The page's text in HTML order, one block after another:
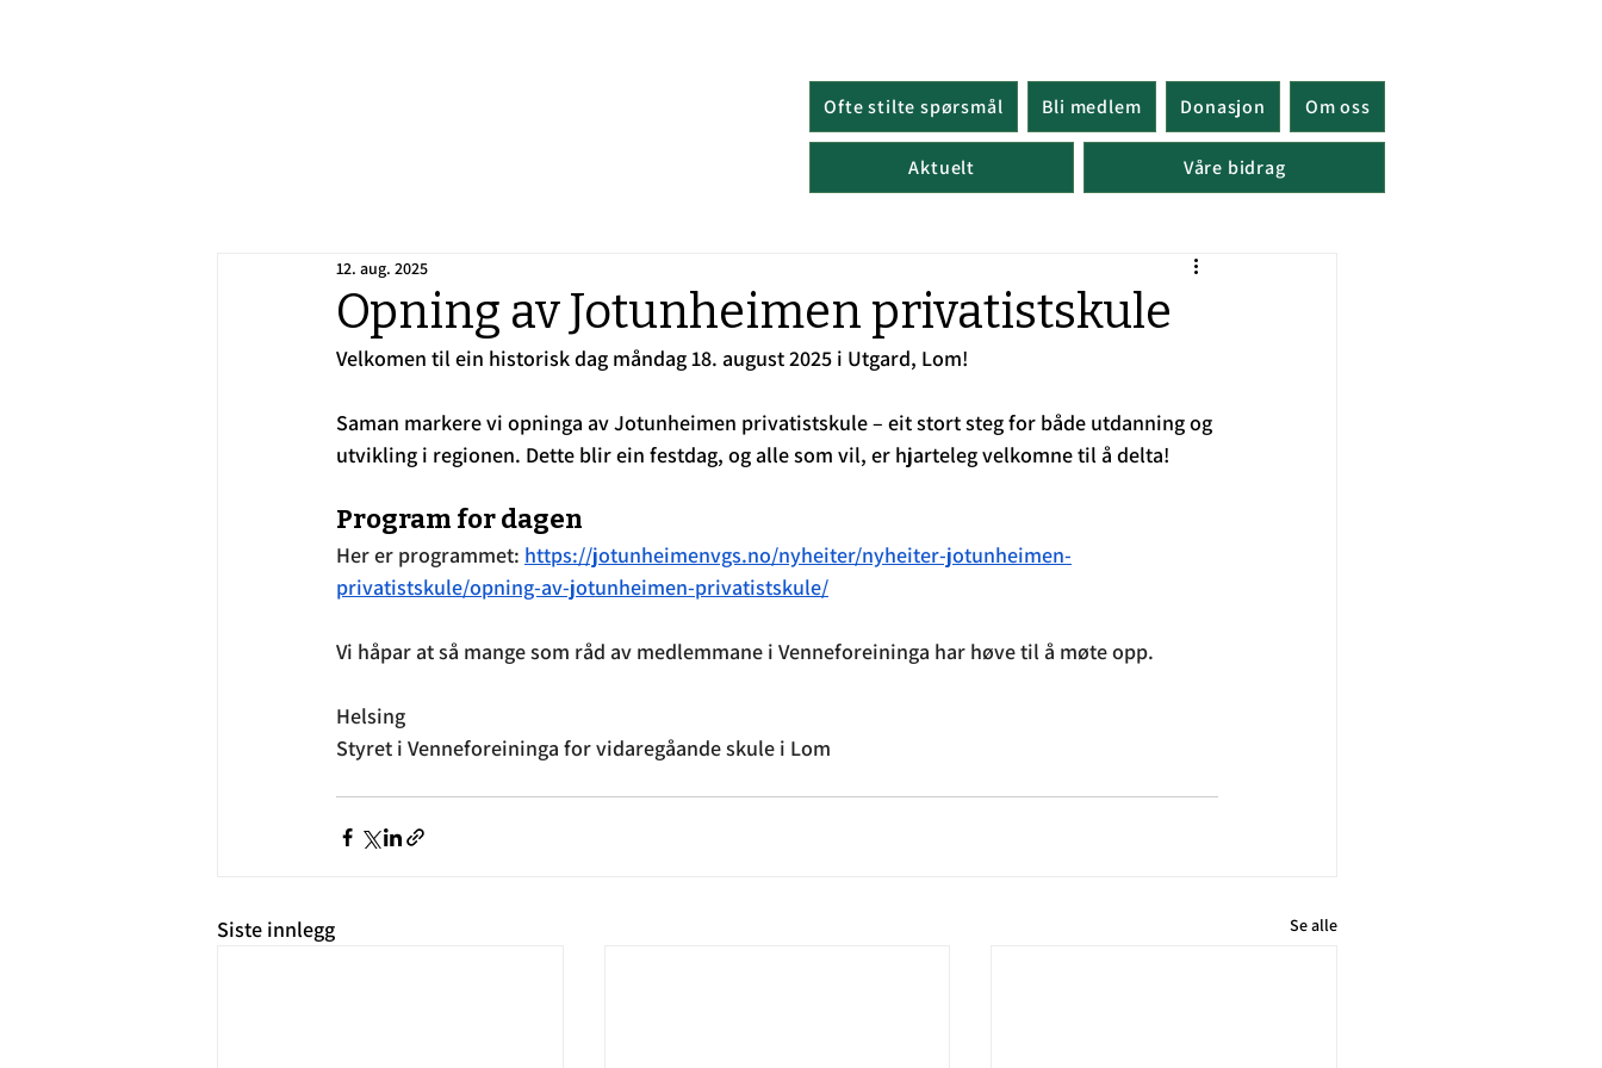
Ofte stilte spørsmål Bli medlem Donasjon Om oss
Aktuelt Våre bidrag
Opning av Jotunheimen privatistskule
12. aug. 2025
Velkomen til ein historisk dag måndag 18. august 2025 i Utgard, Lom!
Saman markere vi opninga av Jotunheimen privatistskule – eit stort steg for både utdanning og
utvikling i regionen. Dette blir ein festdag, og alle som vil, er hjarteleg velkomne til å delta!
Program for dagen
Her er programmet: https://jotunheimenvgs.no/nyheiter/nyheiter-jotunheimen-
privatistskule/opning-av-jotunheimen-privatistskule/
Vi håpar at så mange som råd av medlemmane i Venneforeininga har høve til å møte opp.
Helsing
Styret i Venneforeininga for vidaregåande skule i Lom
Siste innlegg Se alle